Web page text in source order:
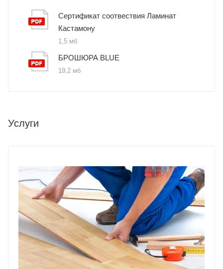
Сертификат соотвествия Ламинат
Кастамону
1,5 мб
БРОШЮРА BLUE
19,2 мб
Услуги